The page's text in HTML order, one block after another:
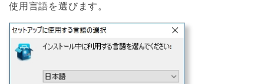
使用言語を選びます。